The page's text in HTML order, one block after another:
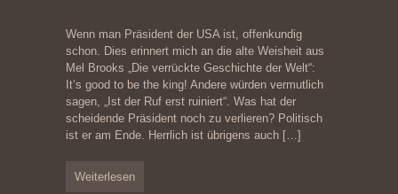
Wenn man Präsident der USA ist, offenkundig
schon. Dies erinnert mich an die alte Weisheit aus
Mel Brooks „Die verrückte Geschichte der Welt“:
It’s good to be the king! Andere würden vermutlich
sagen, „Ist der Ruf erst ruiniert“. Was hat der
scheidende Präsident noch zu verlieren? Politisch
ist er am Ende. Herrlich ist übrigens auch […]
Weiterlesen